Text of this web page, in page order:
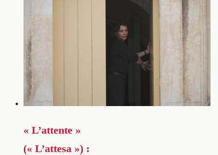
« L’attente »
(« L’attesa ») :